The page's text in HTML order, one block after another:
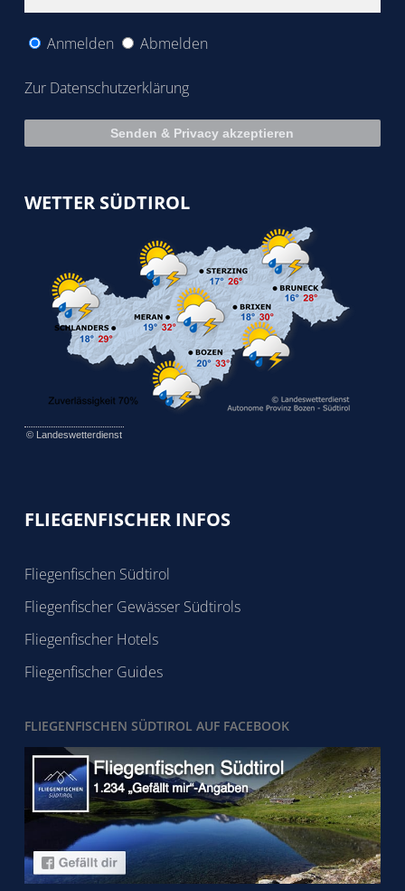
Anmelden Abmelden
Zur Datenschutzerklärung
WETTER SÜDTIROL
© Landeswetterdienst
FLIEGENFISCHER INFOS
Fliegenfischen Südtirol
Fliegenfischer Gewässer Südtirols
Fliegenfischer Hotels
Fliegenfischer Guides
FLIEGENFISCHEN SÜDTIROL AUF FACEBOOK